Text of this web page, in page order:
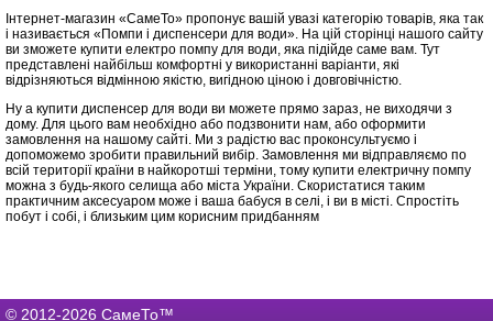
Інтернет-магазин «СамеТо» пропонує вашій увазі категорію товарів, яка так
і називається «Помпи і диспенсери для води». На цій сторінці нашого сайту
ви зможете купити електро помпу для води, яка підійде саме вам. Тут
представлені найбільш комфортні у використанні варіанти, які
відрізняються відмінною якістю, вигідною ціною і довговічністю.
Ну а купити диспенсер для води ви можете прямо зараз, не виходячи з
дому. Для цього вам необхідно або подзвонити нам, або оформити
замовлення на нашому сайті. Ми з радістю вас проконсультуємо і
допоможемо зробити правильний вибір. Замовлення ми відправляємо по
всій території країни в найкоротші терміни, тому купити електричну помпу
можна з будь-якого селища або міста України. Скористатися таким
практичним аксесуаром може і ваша бабуся в селі, і ви в місті. Спростіть
побут і собі, і близьким цим корисним придбанням
© 2012-2026 СамеТо™